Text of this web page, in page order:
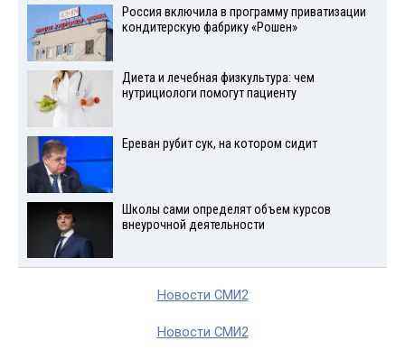
Россия включила в программу приватизации
кондитерскую фабрику «Рошен»
Диета и лечебная физкультура: чем
нутрициологи помогут пациенту
Ереван рубит сук, на котором сидит
Школы сами определят объем курсов
внеурочной деятельности
Новости СМИ2
Новости СМИ2